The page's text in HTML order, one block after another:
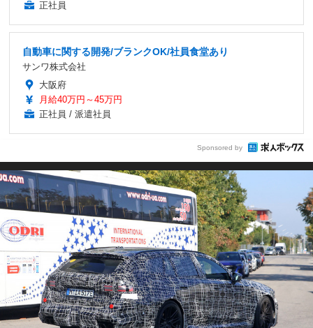
正社員
自動車に関する開発/ブランクOK/社員食堂あり
サンワ株式会社
大阪府
月給40万円～45万円
正社員 / 派遣社員
Sponsored by